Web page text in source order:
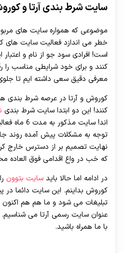
سایت شرط بندی آرتا و
موضوعی که همواره سایت های
خطر می اندازد فعالیت سایت های
است! افرادی سود جو از نام و اعتبار
کنند و برای خود شرایطی مناسب را
معرفی دقیق سعی داشته ایم تا جلوی
کوروش و آرتا در عرصه شرط بندی
کنند! این دو ابتدا سایت شرط بندی
اند! سایت
توجه به مشکلات پیش آمده روند
نهایت تصمیم بر از دسترس خارج
که خب در واع اقدامی فوق
در ادامه اما حالا باید سایت بتوون
کوروش بداینم. این سایت دائما در
تبلیغات می شود و ما هم هم اکنون
عنوان سایت رسمی آرتا می
با ما همراه باشید.